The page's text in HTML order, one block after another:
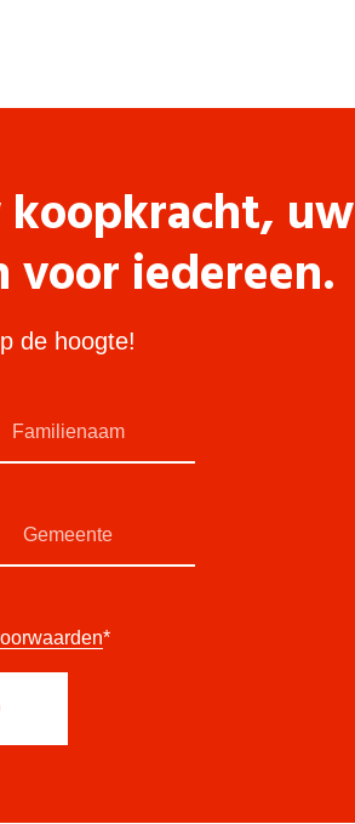
uw
iedereen.
de hoogte!
*